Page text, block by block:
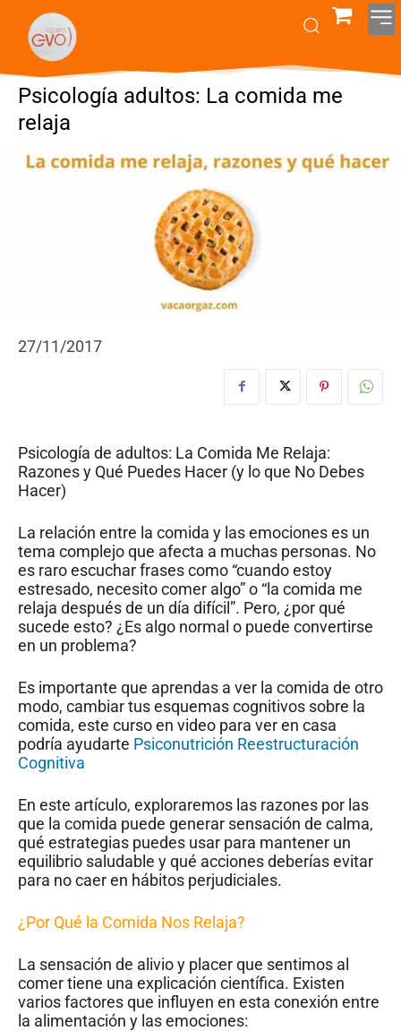
Psicología adultos: La comida me
relaja
27/11/2017
Psicología de adultos: La Comida Me Relaja:
Razones y Qué Puedes Hacer (y lo que No Debes
Hacer)
La relación entre la comida y las emociones es un
tema complejo que afecta a muchas personas. No
es raro escuchar frases como “cuando estoy
estresado, necesito comer algo” o “la comida me
relaja después de un día difícil”. Pero, ¿por qué
sucede esto? ¿Es algo normal o puede convertirse
en un problema?
Es importante que aprendas a ver la comida de otro
modo, cambiar tus esquemas cognitivos sobre la
comida, este curso en video para ver en casa
podría ayudarte Psiconutrición Reestructuración
Cognitiva
En este artículo, exploraremos las razones por las
que la comida puede generar sensación de calma,
qué estrategias puedes usar para mantener un
equilibrio saludable y qué acciones deberías evitar
para no caer en hábitos perjudiciales.
¿Por Qué la Comida Nos Relaja?
La sensación de alivio y placer que sentimos al
comer tiene una explicación científica. Existen
varios factores que influyen en esta conexión entre
la alimentación y las emociones: